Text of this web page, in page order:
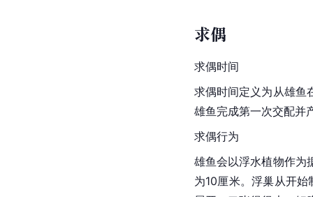
求偶
求偶时间
求偶时间定义为从雄鱼
雄鱼完成第一次交配并
求偶行为
雄鱼会以浮水植物作为
为10厘米。浮巢从开